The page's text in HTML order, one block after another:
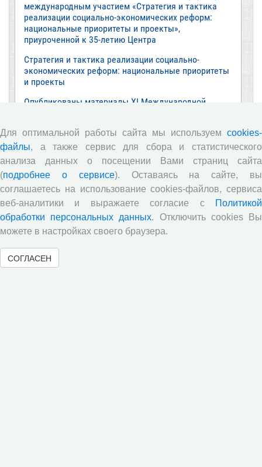
международным участием «Стратегия и тактика
реализации социально-экономических реформ:
национальные приоритеты и проекты»,
приуроченной к 35-летию Центра
Стратегия и тактика реализации социально-
экономических реформ: национальные приоритеты
и проекты
Опубликованы материалы XI Международной
зеркале социологических измерений»
Глобальные вызовы и региональное развитие в
зеркале социологических измерений
Все сообщения »
Обзор научных публикаций
Е.В. Лукин: обзор заметки «Вологодчина
«взлетела» в рейтинге промышленного
Для оптимальной работы сайта мы используем cookies-
файлы, а также сервис для сбора и статистического
анализа данных о посещении Вами страниц сайта
(подробнее о сервисе). Оставаясь на сайте, вы
соглашаетесь на использование cookies-файлов, сервиса
веб-аналитики и выражаете согласие с
Политикой
обработки персональных данных. Отключить cookies Вы
можете в настройках своего браузера.
СОГЛАСЕН